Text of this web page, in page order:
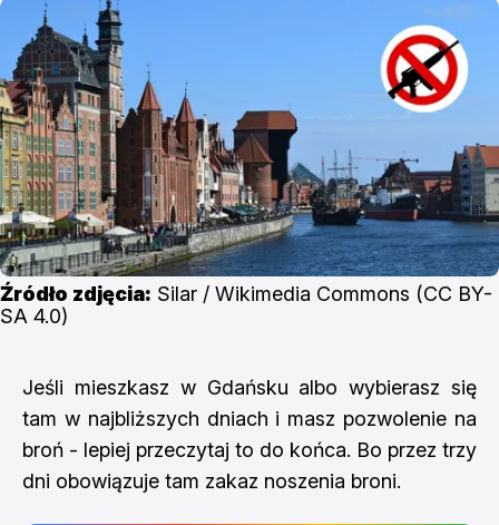
Źródło zdjęcia: Silar / Wikimedia Commons (CC BY-
SA 4.0)
Jeśli mieszkasz w Gdańsku albo wybierasz się
tam w najbliższych dniach i masz pozwolenie na
broń - lepiej przeczytaj to do końca. Bo przez trzy
dni obowiązuje tam zakaz noszenia broni.